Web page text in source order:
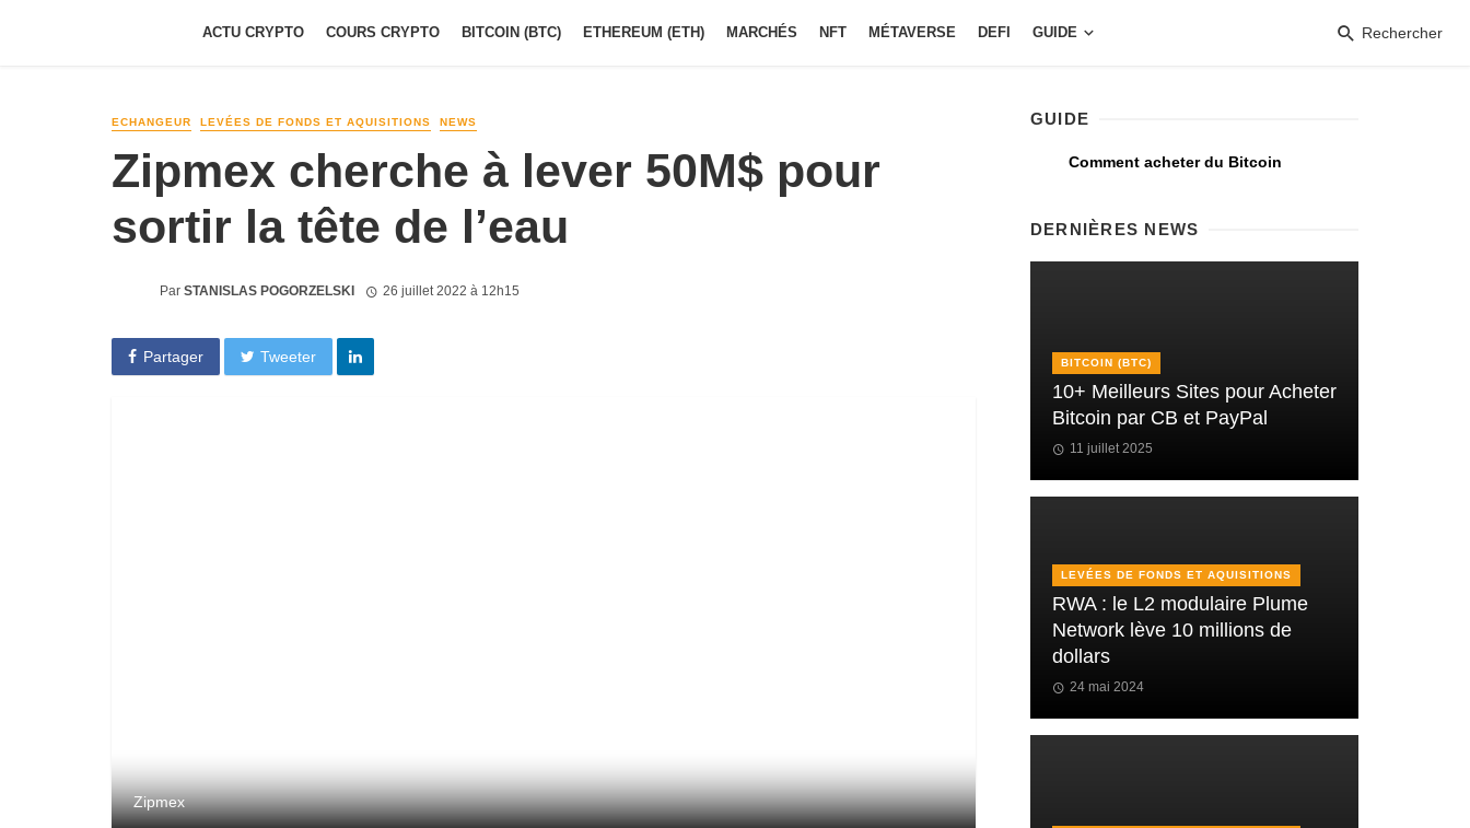
ACTU CRYPTO COURS CRYPTO BITCOIN (BTC) ETHEREUM (ETH) MARCHÉS NFT MÉTAVERSE DEFI GUIDE Rechercher
ECHANGEUR LEVÉES DE FONDS ET AQUISITIONS NEWS
Zipmex cherche à lever 50M$ pour
sortir la tête de l’eau
Par STANISLAS POGORZELSKI 26 juillet 2022 à 12h15
Partager Tweeter
Zipmex
GUIDE
Comment acheter du Bitcoin
DERNIÈRES NEWS
BITCOIN (BTC)
10+ Meilleurs Sites pour Acheter
Bitcoin par CB et PayPal
11 juillet 2025
LEVÉES DE FONDS ET AQUISITIONS
RWA : le L2 modulaire Plume
Network lève 10 millions de
dollars
24 mai 2024